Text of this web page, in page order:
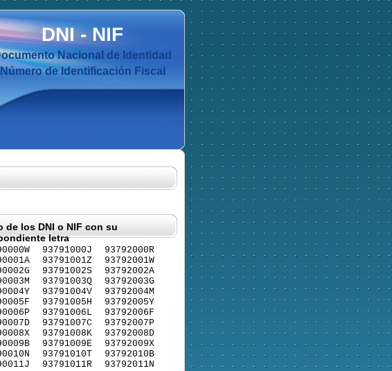
DNI-NIF
Nacional de Identidad
Número de Identificación Fiscal
de los DNI o NIF con su
letra
93791000J
93791001Z
93791002S
93791003Q
93791004V
93791005H
93791006L
93791007C
93791008K
93791009E
93791010T
93791011R
93792000R
93792001W
93792002A
93792003G
93792004M
93792005Y
93792006F
93792007P
93792008D
93792009X
93792010B
93792011N